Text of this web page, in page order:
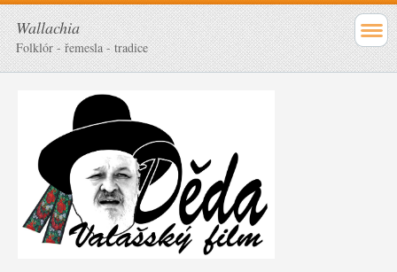
Wallachia
Folklór - řemesla - tradice